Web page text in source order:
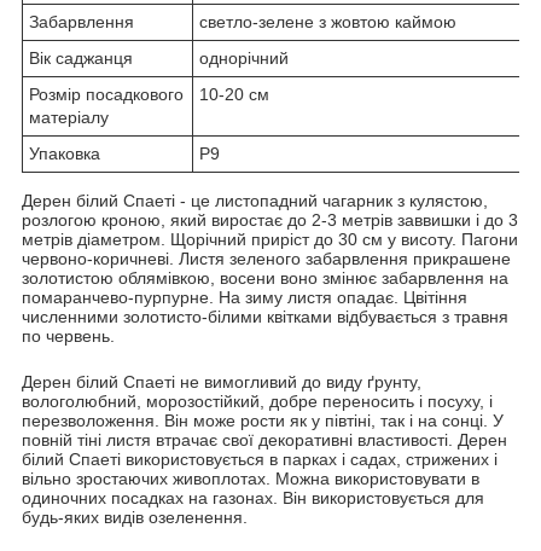
Забарвлення
светло-зелене з жовтою каймою
Вік саджанця
однорічний
Розмір посадкового
матеріалу
10-20 см
Упаковка Р9
Дерен білий Спаеті - це листопадний чагарник з кулястою,
розлогою кроною, який виростає до 2-3 метрів заввишки і до 3
метрів діаметром. Щорічний приріст до 30 см у висоту. Пагони
червоно-коричневі. Листя зеленого забарвлення прикрашене
золотистою облямівкою, восени воно змінює забарвлення на
помаранчево-пурпурне. На зиму листя опадає. Цвітіння
численними золотисто-білими квітками відбувається з травня
по червень.
Дерен білий Спаеті не вимогливий до виду ґрунту,
вологолюбний, морозостійкий, добре переносить і посуху, і
перезволоження. Він може рости як у півтіні, так і на сонці. У
повній тіні листя втрачає свої декоративні властивості. Дерен
білий Спаеті використовується в парках і садах, стрижених і
вільно зростаючих живоплотах. Можна використовувати в
одиночних посадках на газонах. Він використовується для
будь-яких видів озеленення.